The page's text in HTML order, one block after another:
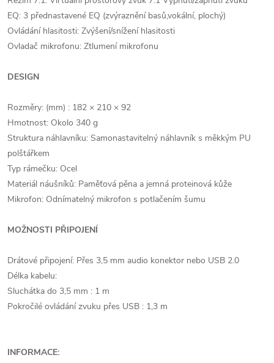
EQ: 3 přednastavené EQ (zvýraznění basů,vokální, plochý)
Ovládání hlasitosti: Zvýšení/snížení hlasitosti
Ovladač mikrofonu: Ztlumení mikrofonu
DESIGN
Rozměry: (mm) : 182 × 210 × 92
Hmotnost: Okolo 340 g
Struktura náhlavníku: Samonastavitelný náhlavník s měkkým PU
polštářkem
Typ rámečku: Ocel
Materiál náušníků: Paměťová pěna a jemná proteinová kůže
Mikrofon: Odnímatelný mikrofon s potlačením šumu
MOŽNOSTI PŘIPOJENÍ
Drátové připojení: Přes 3,5 mm audio konektor nebo USB 2.0
Délka kabelu:
Sluchátka do 3,5 mm : 1 m
Pokročilé ovládání zvuku přes USB : 1,3 m
INFORMACE: